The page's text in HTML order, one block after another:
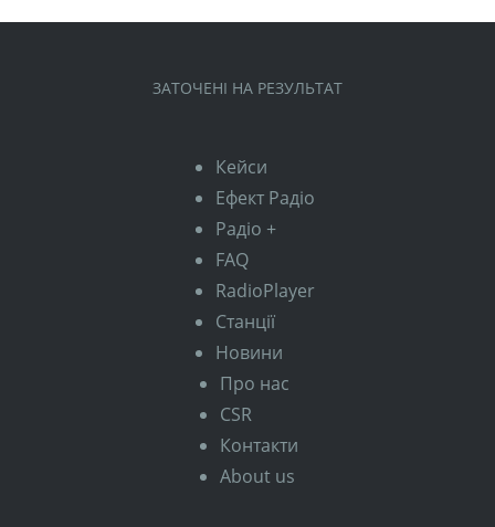
ЗАТОЧЕНІ НА РЕЗУЛЬТАТ
Кейси
Ефект Радіо
Радіо +
FAQ
RadioPlayer
Станції
Новини
Про нас
CSR
Контакти
About us